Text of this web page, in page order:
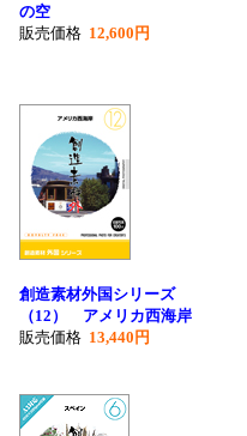
の空
販売価格 12,600円
創造素材外国シリーズ
（12） アメリカ西海岸
販売価格 13,440円